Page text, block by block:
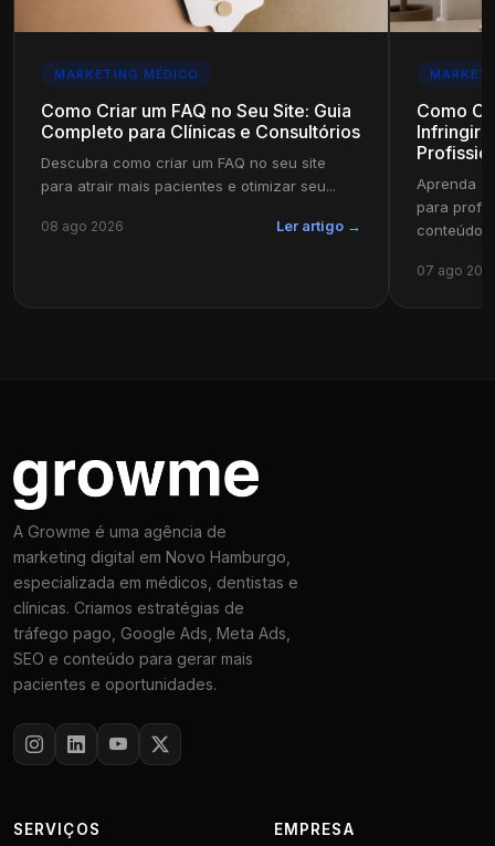
MARKETING MÉDICO
Como Criar um FAQ no Seu Site: Guia
Completo para Clínicas e Consultórios
Descubra como criar um FAQ no seu site
para atrair mais pacientes e otimizar seu...
08 ago 2026 Ler artigo →
Como
Infringir
Aprenda
para
conteúdo
07 ago
A Growme é uma agência de
marketing digital em Novo Hamburgo,
especializada em médicos, dentistas e
clínicas. Criamos estratégias de
tráfego pago, Google Ads, Meta Ads,
SEO e conteúdo para gerar mais
pacientes e oportunidades.
SERVIÇOS EMPRESA